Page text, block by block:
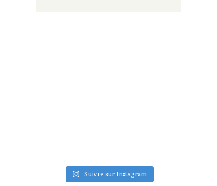
Suivre sur Instagram